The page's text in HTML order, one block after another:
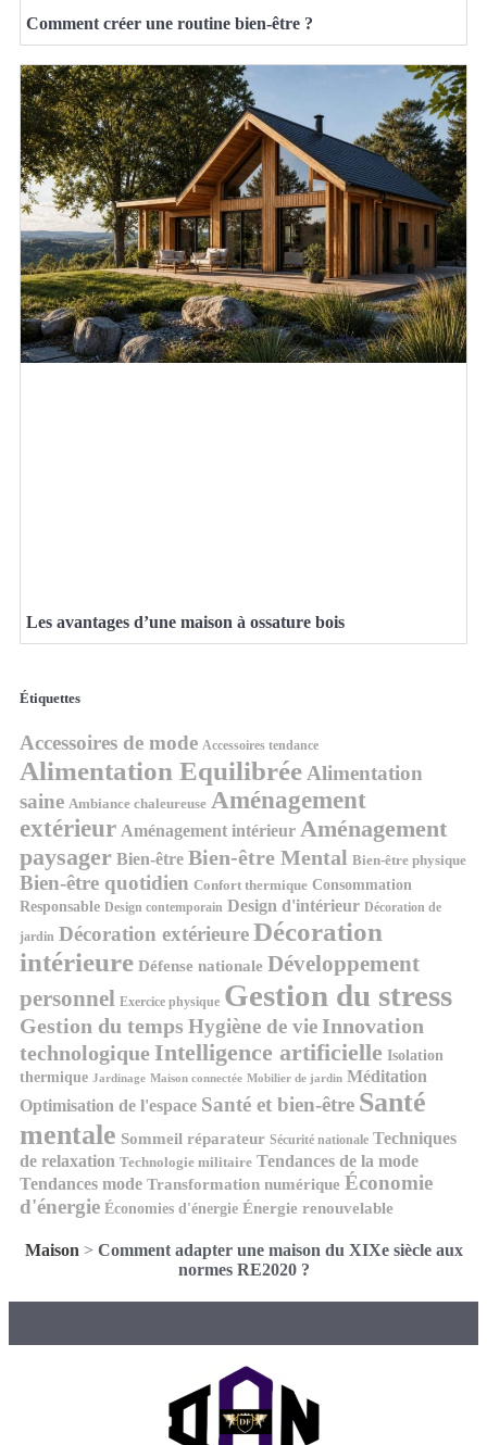
Comment créer une routine bien-être ?
Les avantages d’une maison à ossature bois
Étiquettes
Accessoires de mode Accessoires tendance
Alimentation Equilibrée Alimentation
saine Ambiance chaleureuse Aménagement
extérieur Aménagement intérieur Aménagement
paysager Bien-être Bien-être Mental Bien-être physique
Bien-être quotidien Confort thermique Consommation
Responsable Design contemporain Design d'intérieur Décoration de
jardin Décoration extérieureDécoration
intérieure Défense nationale Développement
personnel Exercice physique Gestion du stress
Gestion du temps Hygiène de vie Innovation
technologique Intelligence artificielle Isolation
thermique Jardinage Maison connectée Mobilier de jardin Méditation
Optimisation de l'espace Santé et bien-être Santé
mentale Sommeil réparateur Sécurité nationale Techniques
de relaxation Technologie militaire Tendances de la mode
Tendances mode Transformation numérique Économie
d'énergie Économies d'énergie Énergie renouvelable
Maison > Comment adapter une maison du XIXe siècle aux
normes RE2020 ?